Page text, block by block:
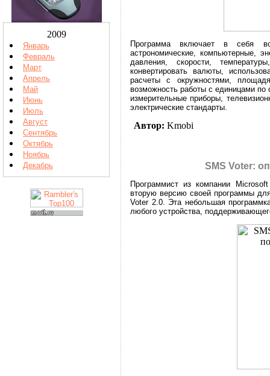
2009
Январь
Февраль
Март
Апрель
Май
Июнь
Июль
Август
Сентябрь
Октябрь
Ноябрь
Декабрь
Программа включает в себя
астрономические, компьютерные,
давления, скорости,
конвертировать валюты,
расчеты с окружностями,
возможность работы с единицами
измерительные приборы,
электрические стандарты.
Автор: Kmobi
SMS Voter:
Программист из компании
вторую версию своей программы
Voter 2.0. Эта небольшая
любого устройства,